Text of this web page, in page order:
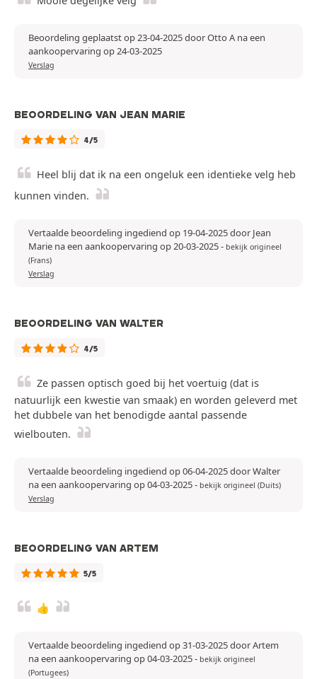
Beoordeling geplaatst op 23-04-2025 door Otto A na een
aankoopervaring op 24-03-2025
Verslag
BEOORDELING VAN JEAN MARIE
4/5
Heel blij dat ik na een ongeluk een identieke velg heb
kunnen vinden.
Vertaalde beoordeling ingediend op 19-04-2025 door Jean
Marie na een aankoopervaring op 20-03-2025- bekijk origineel
(Frans)
Verslag
BEOORDELING VAN WALTER
4/5
Ze passen optisch goed bij het voertuig (dat is
natuurlijk een kwestie van smaak) en worden geleverd met
het dubbele van het benodigde aantal passende
wielbouten.
Vertaalde beoordeling ingediend op 06-04-2025 door Walter
na een aankoopervaring op 04-03-2025- bekijk origineel (Duits)
Verslag
BEOORDELING VAN ARTEM
5/5
👍
Vertaalde beoordeling ingediend op 31-03-2025 door Artem
na een aankoopervaring op 04-03-2025- bekijk origineel
(Portugees)